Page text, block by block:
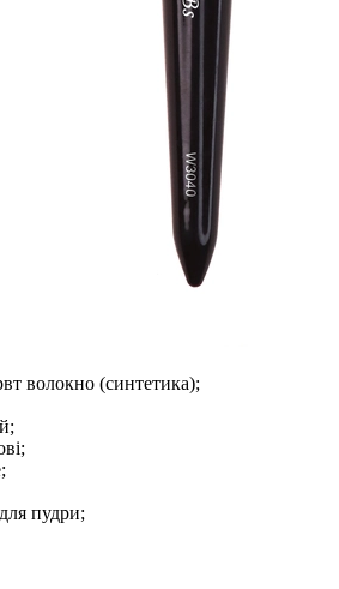
волокно (синтетика);
пудри;